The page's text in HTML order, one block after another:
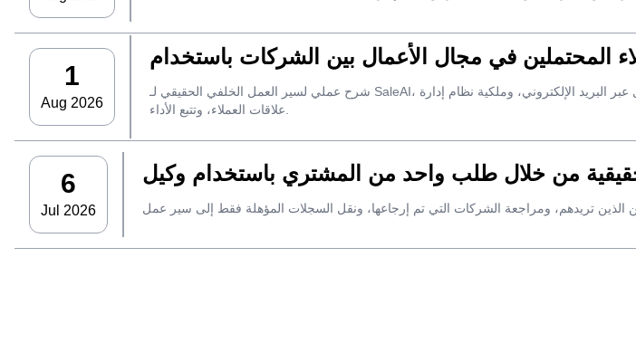
1
Aug 2026
شرح عملي لسير العمل الخلفي الحقيقي لـ SaleAI، بدءًا من جمع العملاء المحتملين من مصادر متعددة وأصول البيانات الدائمة وصولاً إلى التواصل عبر البريد الإلكتروني، وملكية نظام إدارة
علاقات العملاء، وتتبع الأداء.
6
Jul 2026